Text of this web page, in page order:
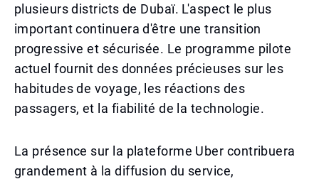
plusieurs districts de Dubaï. L'aspect le plus
important continuera d'être une transition
progressive et sécurisée. Le programme pilote
actuel fournit des données précieuses sur les
habitudes de voyage, les réactions des
passagers, et la fiabilité de la technologie.
La présence sur la plateforme Uber contribuera
grandement à la diffusion du service,